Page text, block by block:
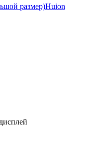
размер)Huion